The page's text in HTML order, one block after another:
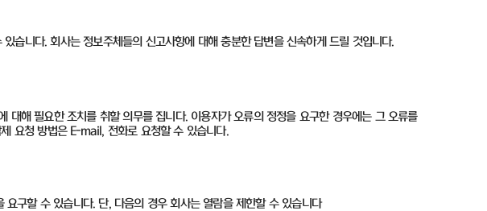
있습니다.회사는 정보주체들의 신고사항에 대해 충분한 답변을 신속하게 드릴 것입니다.
해 필요한 조치를 취할 의무를 집니다. 이용자가 오류의 정정을 요구한 경우에는 그 오류를
요청 방법은 E-mail, 전화로 요청할 수 있습니다.
구할 수 있습니다. 단, 다음의 경우 회사는 열람을 제한할 수 있습니다